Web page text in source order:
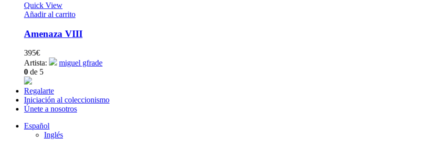
Quick View
Añadir al carrito
Amenaza VIII
395€
Artista:
miguel gfrade
0 de 5
Regalarte
Iniciación al coleccionismo
Únete a nosotros
Español
Inglés